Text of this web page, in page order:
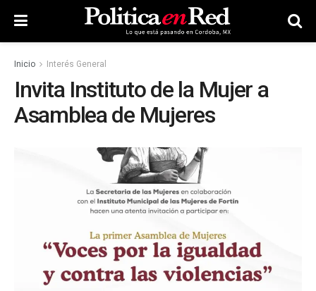
Inicio Interés General
Invita Instituto de la Mujer a
Asamblea de Mujeres